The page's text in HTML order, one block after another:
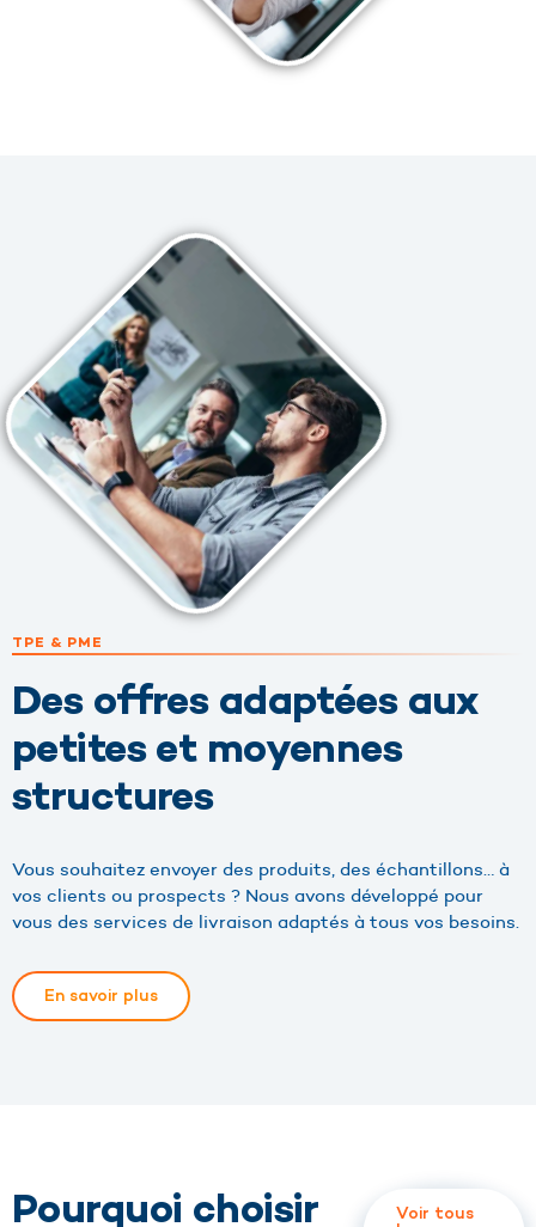
TPE & PME
Des offres adaptées aux
petites et moyennes
structures
Vous souhaitez envoyer des produits, des échantillons… à
vos clients ou prospects ? Nous avons développé pour
vous des services de livraison adaptés à tous vos besoins.
En savoir plus
Pourquoi choisir
Voir tous